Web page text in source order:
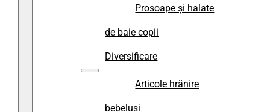
Prosoape și halate
de baie copii
Diversificare
Articole hrănire
bebeluși